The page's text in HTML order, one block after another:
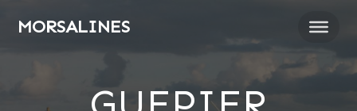
MORSALINES